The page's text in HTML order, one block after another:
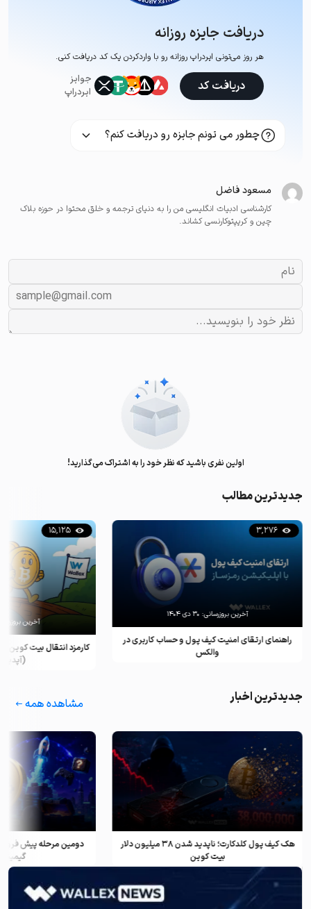
دریافت جایزه روزانه
هر روز می‌تونی ایردراپ روزانه رو با وارد‌کردن یک کد دریافت کنی.
جوایز
ایردراپ
دریافت کد
چطور می تونم جایزه رو دریافت کنم؟
مسعود فاضل
کارشناسی ادبیات انگلیسی من را به دنیای ترجمه و خلق محتوا در حوزه بلاک
چین و کریپتوکارنسی کشاند.
اولین نفری باشید که نظر خود را به اشتراک می‌گذارید!
جدیدترین مطالب
راهنمای ارتقای امنیت کیف پول و حساب کاربری در
والکس
3,276
آخرین بروزرسانی: ۳۰ دی ۱۴۰۴
کارمزد انتقال بیت کوین
(آپدیت
15,125
آخرین
جدیدترین اخبار مشاهده همه
هک کیف پول کلدکارت؛ ناپدید شدن ۳۸ میلیون دلار
بیت کوین
دومین مرحله پیش